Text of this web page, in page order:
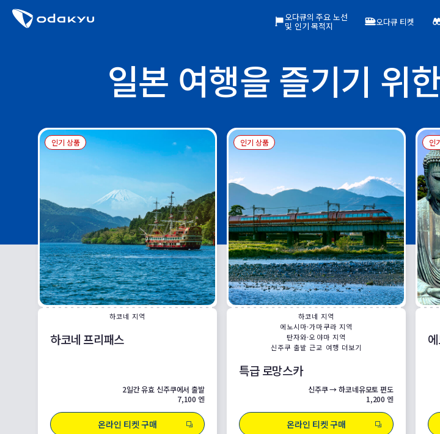
오다큐의 주요 노선
및 인기 목적지 오다큐 티켓
일본 여행을 즐기기 위
인기 상품
하코네 지역
하코네 프리패스
2일간 유효 신주쿠에서 출발
7,100 엔
온라인 티켓 구매
인기 상품
하코네 지역
에노시마·가마쿠라 지역
탄자와·오야마 지역
신주쿠 출발 근교 여행 더보기
특급 로망스카
신주쿠 → 하코네유모토 편도
1,200 엔
온라인 티켓 구매
인